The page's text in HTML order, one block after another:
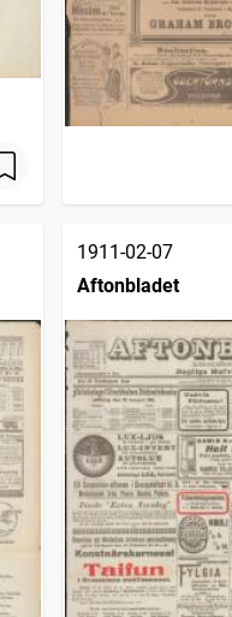
1911-02-07
Aftonbladet